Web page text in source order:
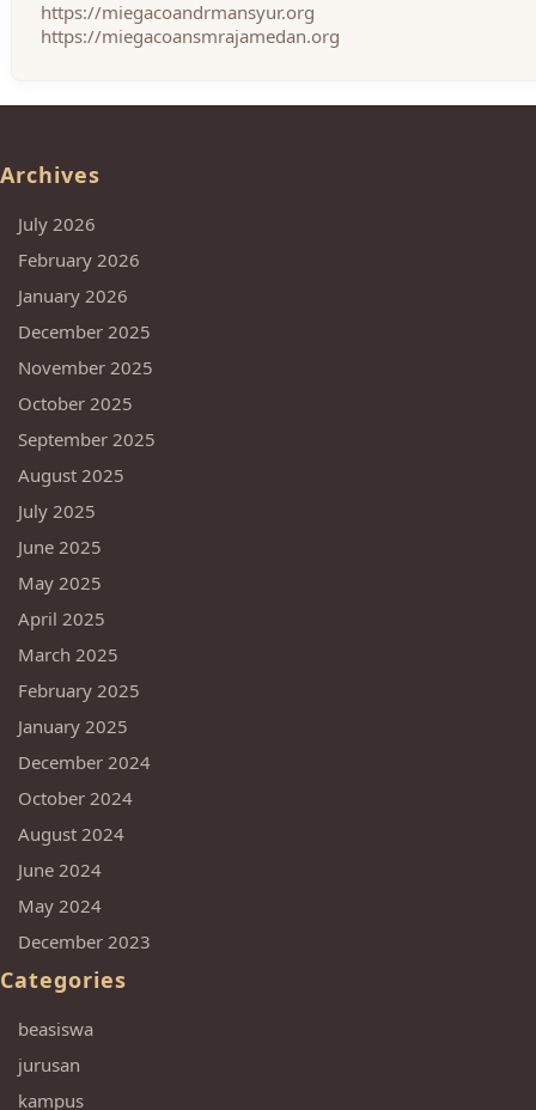
https://miegacoandrmansyur.org
https://miegacoansmrajamedan.org
Archives
July 2026
February 2026
January 2026
December 2025
November 2025
October 2025
September 2025
August 2025
July 2025
June 2025
May 2025
April 2025
March 2025
February 2025
January 2025
December 2024
October 2024
August 2024
June 2024
May 2024
December 2023
Categories
beasiswa
jurusan
kampus